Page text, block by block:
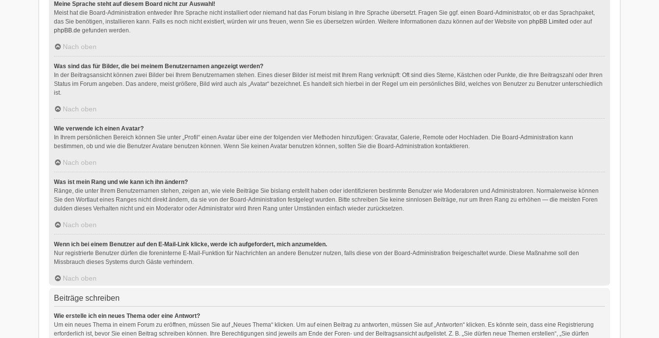
Meine Sprache steht auf diesem Board nicht zur Auswahl!
Meist hat die Board-Administration entweder Ihre Sprache nicht installiert oder niemand hat das Forum bislang in Ihre Sprache übersetzt. Fragen Sie ggf. einen Board-Administrator, ob er das Sprachpaket,
das Sie benötigen, installieren kann. Falls es noch nicht existiert, würden wir uns freuen, wenn Sie es übersetzen würden. Weitere Informationen dazu können auf der Website vonphpBB Limited oder auf
phpBB.de gefunden werden.
Nach oben
Was sind das für Bilder, die bei meinem Benutzernamen angezeigt werden?
In der Beitragsansicht können zwei Bilder bei Ihrem Benutzernamen stehen. Eines dieser Bilder ist meist mit Ihrem Rang verknüpft: Oft sind dies Sterne, Kästchen oder Punkte, die Ihre Beitragszahl oder Ihren
Status im Forum angeben. Das andere, meist größere, Bild wird auch als „Avatar“ bezeichnet. Es handelt sich hierbei in der Regel um ein persönliches Bild, welches von Benutzer zu Benutzer unterschiedlich
ist.
Nach oben
Wie verwende ich einen Avatar?
In Ihrem persönlichen Bereich können Sie unter „Profil“ einen Avatar über eine der folgenden vier Methoden hinzufügen: Gravatar, Galerie, Remote oder Hochladen. Die Board-Administration kann
bestimmen, ob und wie die Benutzer Avatare benutzen können. Wenn Sie keinen Avatar benutzen können, sollten Sie die Board-Administration kontaktieren.
Nach oben
Was ist mein Rang und wie kann ich ihn ändern?
Ränge, die unter Ihrem Benutzernamen stehen, zeigen an, wie viele Beiträge Sie bislang erstellt haben oder identifizieren bestimmte Benutzer wie Moderatoren und Administratoren. Normalerweise können
Sie den Wortlaut eines Ranges nicht direkt ändern, da sie von der Board-Administration festgelegt wurden. Bitte schreiben Sie keine sinnlosen Beiträge, nur um Ihren Rang zu erhöhen — die meisten Foren
dulden dieses Verhalten nicht und ein Moderator oder Administrator wird Ihren Rang unter Umständen einfach wieder zurücksetzen.
Nach oben
Wenn ich bei einem Benutzer auf den E-Mail-Link klicke, werde ich aufgefordert, mich anzumelden.
Nur registrierte Benutzer dürfen die foreninterne E-Mail-Funktion für Nachrichten an andere Benutzer nutzen, falls diese von der Board-Administration freigeschaltet wurde. Diese Maßnahme soll den
Missbrauch dieses Systems durch Gäste verhindern.
Nach oben
Beiträge schreiben
Wie erstelle ich ein neues Thema oder eine Antwort?
Um ein neues Thema in einem Forum zu eröffnen, müssen Sie auf „Neues Thema“ klicken. Um auf einen Beitrag zu antworten, müssen Sie auf „Antworten“ klicken. Es könnte sein, dass eine Registrierung
erforderlich ist, bevor Sie einen Beitrag schreiben können. Ihre Berechtigungen sind jeweils am Ende der Foren- und der Beitragsansicht aufgelistet. Z. B. „Sie dürfen neue Themen erstellen“, „Sie dürfen